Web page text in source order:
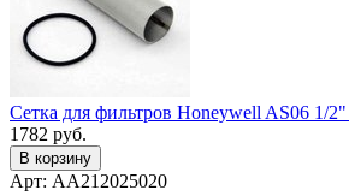
Сетка для фильтров Honeywell AS06 1/
1782 руб.
В корзину
Арт: AA212025020